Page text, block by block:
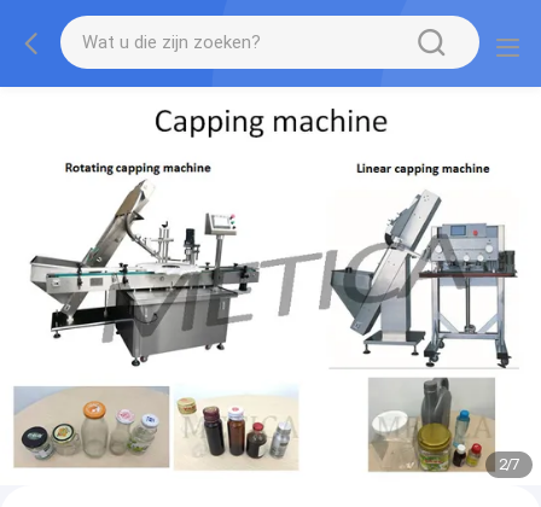
2/7